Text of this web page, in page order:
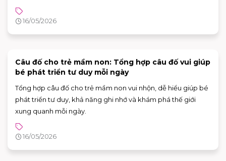
16/05/2026
Câu đố cho trẻ mầm non: Tổng hợp câu đố vui giúp
bé phát triển tư duy mỗi ngày
Tổng hợp câu đố cho trẻ mầm non vui nhộn, dễ hiểu giúp bé
phát triển tư duy, khả năng ghi nhớ và khám phá thế giới
xung quanh mỗi ngày.
16/05/2026